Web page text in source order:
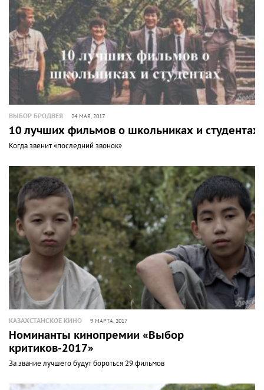
ВЫБОР БРОДВЕЯ 24 МАЯ, 2017
10 лучших фильмов о школьниках и студентах
Когда звенит «последний звонок»
КАЗАХСТАНСКОЕ КИНО 9 МАРТА, 2017
Номинанты кинопремии «Выбор
критиков-2017»
За звание лучшего будут бороться 29 фильмов